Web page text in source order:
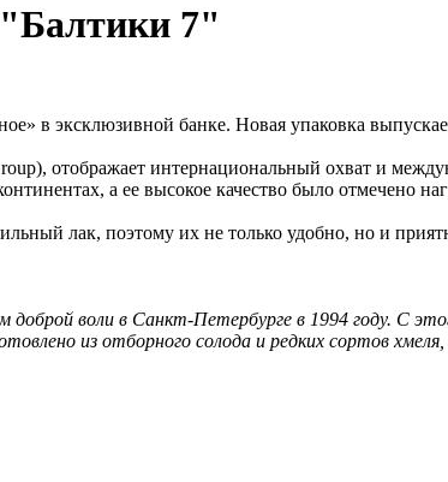
7"
в эксклюзивной банке. Новая упаковка
отображает интернациональный охват и
а ее высокое качество было
лак, поэтому их не только удобно, но и
воли в Санкт-Петербурге в 1994 году. С
из отборного солода и редких сортов